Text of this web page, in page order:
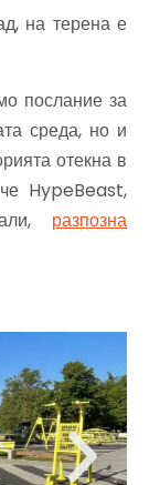
на терена е
послание за
среда, но и
отекна в
HypeBeast,
разпозна